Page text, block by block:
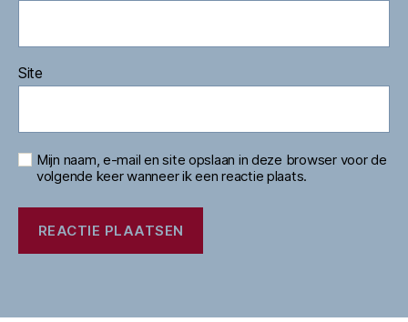
Site
Mijn naam, e-mail en site opslaan in deze browser voor de
volgende keer wanneer ik een reactie plaats.